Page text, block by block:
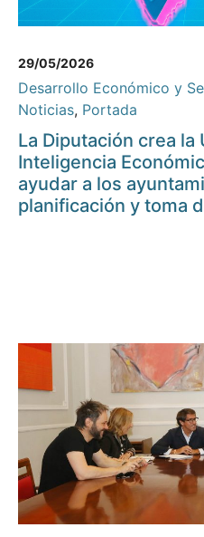
29/05/2026
Desarrollo Económico y
Noticias, Portada
La Diputación crea la
Inteligencia
ayudar a los
planificación y toma